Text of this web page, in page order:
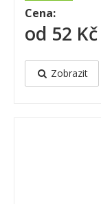
Cena:
od 52 Kč
Zobrazit